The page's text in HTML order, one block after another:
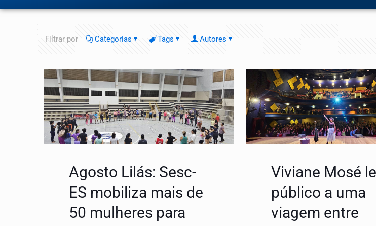
Filtrar por Categorias Tags Autores
Agosto Lilás: Sesc-
ES mobiliza mais de
50 mulheres para
Viviane Mosé
público a uma
viagem entre